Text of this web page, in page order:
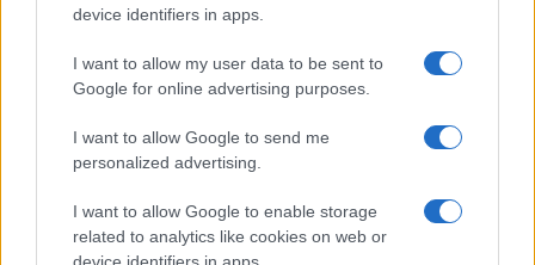
device identifiers in apps.
I want to allow my user data to be sent to
Google for online advertising purposes.
I want to allow Google to send me
personalized advertising.
I want to allow Google to enable storage
related to analytics like cookies on web or
Tre milioni di euro dalla Provincia Gallura per
nuove aule nelle scuole di Olbia
Incidente sulla provinciale 125, paura tra Olbia e
Incidente sulla strada provinciale ad Arzachena,